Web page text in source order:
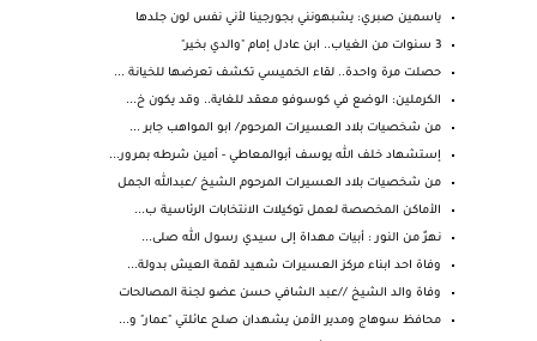
ياسمين صبري: يشبهونني بجورجينا لأني نفس لون جلدها
3 سنوات من الغياب.. ابن عادل إمام "والدي بخير"
حصلت مرة واحدة.. لقاء الخميسي تكشف تعرضها للخيانة ...
الكرملين: الوضع في كوسوفو معقد للغاية.. وقد يكون خ...
من شخصيات بلاد العسيرات المرحوم/ ابو المواهب جابر ...
إستشهاد خلف الله يوسف أبوالمعاطي - أمين شرطه بمرور...
من شخصيات بلاد العسيرات المرحوم الشيخ /عبدالله الجمل
الأماكن المخصصة لعمل توكيلات الانتخابات الرئاسية ب...
نهرٌ من النور : أبيات مهداة إلى سيدي رسول الله صلى...
وفاة احد ابناء مركز العسيرات شهيد لقمة العيش بدولة...
وفاة والد الشيخ //عبد الشافي حسن عضو لجنة المصالحات
محافظ سوهاج ومدير الأمن يشهدان صلح عائلتي "عمار" و...